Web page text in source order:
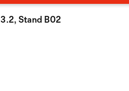
Stand B02